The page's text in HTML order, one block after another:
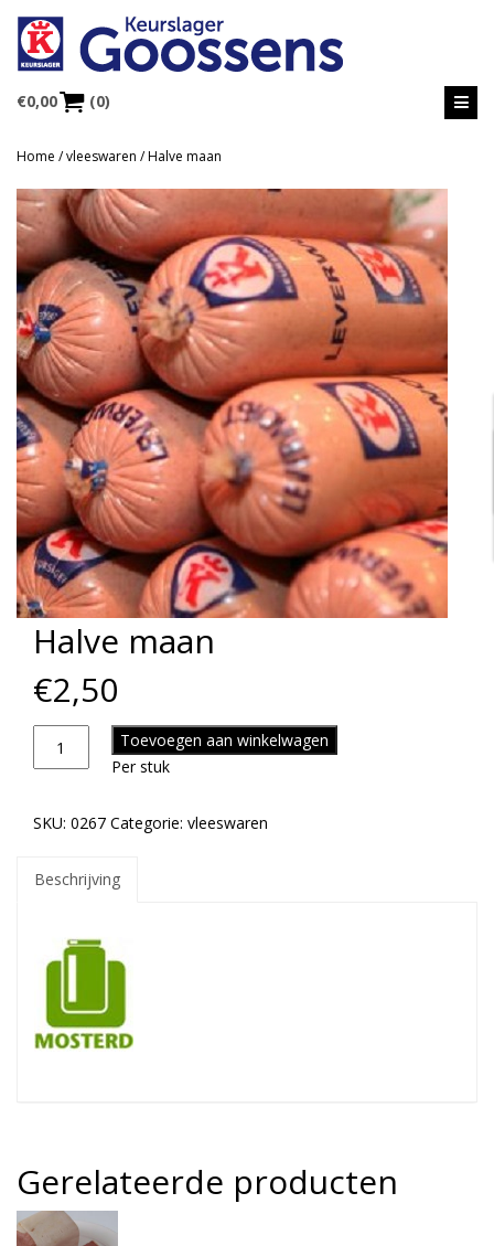
€0,00 (0)
Home /vleeswaren / Halve maan
Halve maan
€2,50
Toevoegen aan winkelwagen
Per stuk
SKU: 0267 Categorie: vleeswaren
Beschrijving
Gerelateerde producten